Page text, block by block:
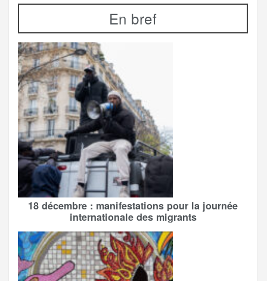
En bref
18 décembre : manifestations pour la journée
internationale des migrants